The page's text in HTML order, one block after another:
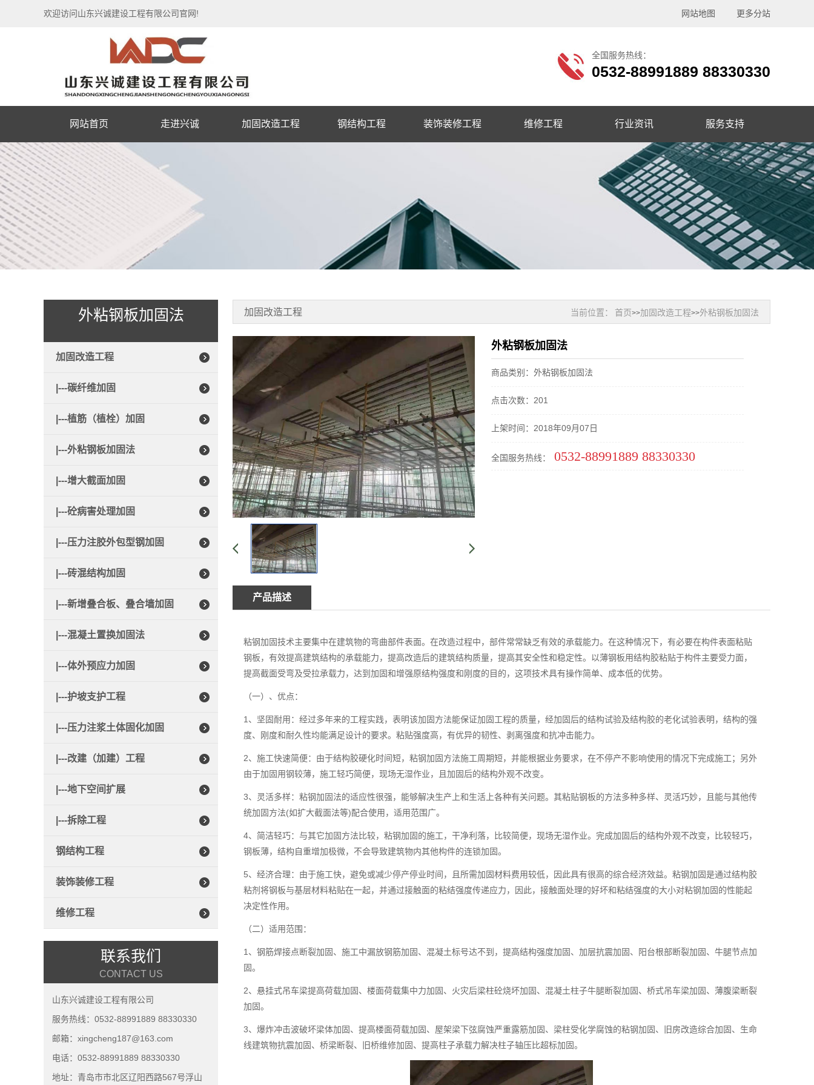
欢迎访问山东兴诚建设工程有限公司官网! 网站地图 更多分站
全国服务热线：
0532-88991889 88330330
网站首页 走进兴诚 加固改造工程 钢结构工程 装饰装修工程 维修工程 行业资讯 服务支持
外粘钢板加固法
加固改造工程
|---碳纤维加固
|---植筋（植栓）加固
|---外粘钢板加固法
|---增大截面加固
|---砼病害处理加固
|---压力注胶外包型钢加固
|---砖混结构加固
|---新增叠合板、叠合墙加固
|---混凝土置换加固法
|---体外预应力加固
|---护坡支护工程
|---压力注浆土体固化加固
|---改建（加建）工程
|---地下空间扩展
|---拆除工程
钢结构工程
装饰装修工程
维修工程
联系我们
CONTACT US
山东兴诚建设工程有限公司
服务热线：0532-88991889 88330330
邮箱：xingcheng187@163.com
电话：0532-88991889 88330330
地址：青岛市市北区辽阳西路567号浮山
加固改造工程 当前位置： 首页>>加固改造工程>>外粘钢板加固法
外粘钢板加固法
商品类别：外粘钢板加固法
点击次数：201
上架时间：2018年09月07日
全国服务热线： 0532-88991889 88330330
产品描述
粘钢加固技术主要集中在建筑物的弯曲部件表面。在改造过程中，部件常常缺乏有效的承载能力。在这种情况下，有必要在构件表面粘贴
钢板，有效提高建筑结构的承载能力，提高改造后的建筑结构质量，提高其安全性和稳定性。以薄钢板用结构胶粘贴于构件主要受力面，
提高截面受弯及受拉承载力，达到加固和增强原结构强度和刚度的目的，这项技术具有操作简单、成本低的优势。
（一）、优点：
1、坚固耐用：经过多年来的工程实践，表明该加固方法能保证加固工程的质量，经加固后的结构试验及结构胶的老化试验表明，结构的强
度、刚度和耐久性均能满足设计的要求。粘贴强度高，有优异的韧性、剥离强度和抗冲击能力。
2、施工快速简便：由于结构胶硬化时间短，粘钢加固方法施工周期短，并能根据业务要求，在不停产不影响使用的情况下完成施工；另外
由于加固用钢较薄，施工轻巧简便，现场无湿作业，且加固后的结构外观不改变。
3、灵活多样：粘钢加固法的适应性很强，能够解决生产上和生活上各种有关问题。其粘贴钢板的方法多种多样、灵活巧妙，且能与其他传
统加固方法(如扩大截面法等)配合使用，适用范围广。
4、简洁轻巧：与其它加固方法比较，粘钢加固的施工，干净利落，比较简便，现场无湿作业。完成加固后的结构外观不改变，比较轻巧，
钢板薄，结构自重增加极微，不会导致建筑物内其他构件的连锁加固。
5、经济合理：由于施工快，避免或减少停产停业时间，且所需加固材料费用较低，因此具有很高的综合经济效益。粘钢加固是通过结构胶
粘剂将钢板与基层材料粘贴在一起，并通过接触面的粘结强度传递应力，因此，接触面处理的好坏和粘结强度的大小对粘钢加固的性能起
决定性作用。
（二）适用范围：
1、钢筋焊接点断裂加固、施工中漏放钢筋加固、混凝土标号达不到，提高结构强度加固、加层抗震加固、阳台根部断裂加固、牛腿节点加
固。
2、悬挂式吊车梁提高荷载加固、楼面荷载集中力加固、火灾后梁柱砼烧坏加固、混凝土柱子牛腿断裂加固、桥式吊车梁加固、薄腹梁断裂
加固。
3、爆炸冲击波破坏梁体加固、提高楼面荷载加固、屋架梁下弦腐蚀严重露筋加固、梁柱受化学腐蚀的粘钢加固、旧房改造综合加固、生命
线建筑物抗震加固、桥梁断裂、旧桥维修加固、提高柱子承载力解决柱子轴压比超标加固。